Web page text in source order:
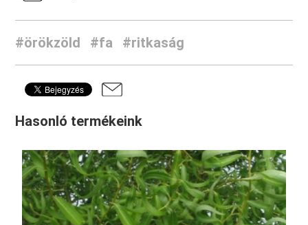
#örökzöld #fa #ritkaság
Hasonló termékeink